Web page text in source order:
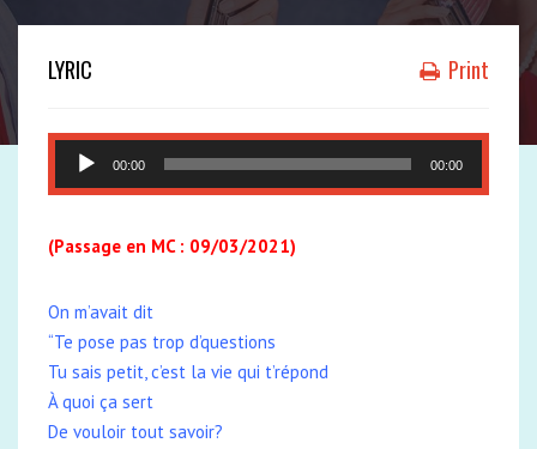
LYRIC Print
Lecteur
audio
00:00 00:00
(Passage en MC : 09/03/2021)
On m’avait dit
“Te pose pas trop d’questions
Tu sais petit, c’est la vie qui t’répond
À quoi ça sert
De vouloir tout savoir?